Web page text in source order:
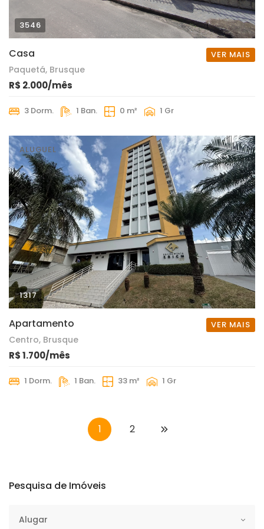
3546
Casa VER MAIS
Paquetá, Brusque
R$ 2.000/mês
3 Dorm. 1 Ban. 0 m² 1 Gr
ALUGUEL
1317
Apartamento VER MAIS
Centro, Brusque
R$ 1.700/mês
1 Dorm. 1 Ban. 33 m² 1 Gr
1 2
Pesquisa de Imóveis
Alugar